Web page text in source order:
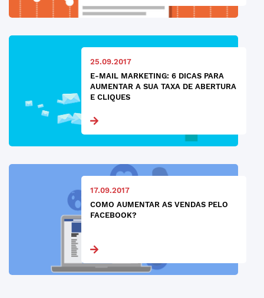
25.09.2017
E-MAIL MARKETING: 6 DICAS PARA
AUMENTAR A SUA TAXA DE ABERTURA
E CLIQUES
17.09.2017
COMO AUMENTAR AS VENDAS PELO
FACEBOOK?